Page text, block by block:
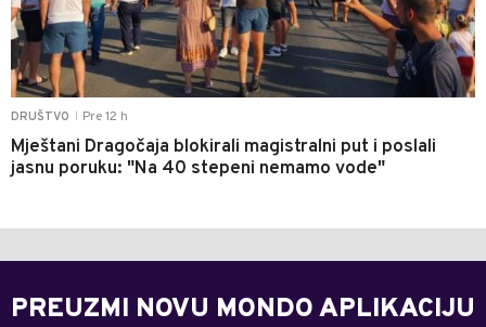
DRUŠTVO Pre 12 h
Mještani Dragočaja blokirali magistralni put i poslali
jasnu poruku: "Na 40 stepeni nemamo vode"
PREUZMI NOVU MONDO APLIKACIJU